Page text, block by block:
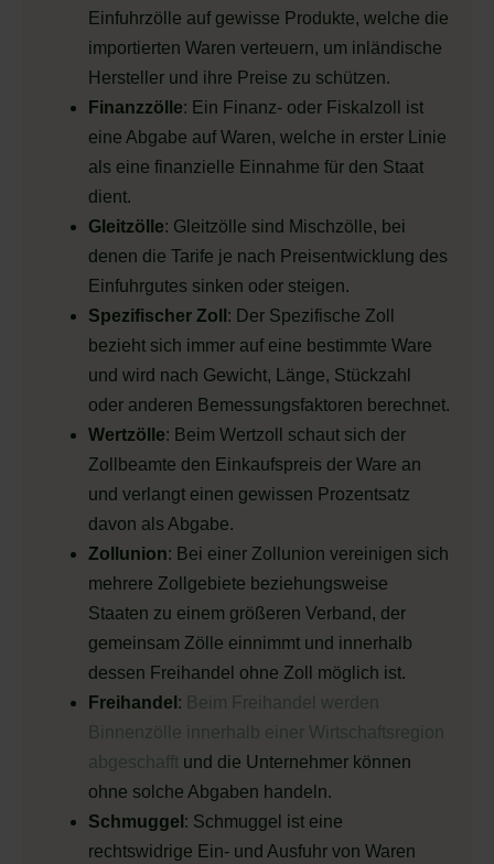
Einfuhrzölle auf gewisse Produkte, welche die
importierten Waren verteuern, um inländische
Hersteller und ihre Preise zu schützen.
Finanzzölle: Ein Finanz- oder Fiskalzoll ist
eine Abgabe auf Waren, welche in erster Linie
als eine finanzielle Einnahme für den Staat
dient.
Gleitzölle: Gleitzölle sind Mischzölle, bei
denen die Tarife je nach Preisentwicklung des
Einfuhrgutes sinken oder steigen.
Spezifischer Zoll : Der Spezifische Zoll
bezieht sich immer auf eine bestimmte Ware
und wird nach Gewicht, Länge, Stückzahl
oder anderen Bemessungsfaktoren berechnet.
Wertzölle: Beim Wertzoll schaut sich der
Zollbeamte den Einkaufspreis der Ware an
und verlangt einen gewissen Prozentsatz
davon als Abgabe.
Zollunion: Bei einer Zollunion vereinigen sich
mehrere Zollgebiete beziehungsweise
Staaten zu einem größeren Verband, der
gemeinsam Zölle einnimmt und innerhalb
dessen Freihandel ohne Zoll möglich ist.
Freihandel : Beim Freihandel werden
Binnenzölle innerhalb einer Wirtschaftsregion
abgeschafft und die Unternehmer können
ohne solche Abgaben handeln.
Schmuggel : Schmuggel ist eine
rechtswidrige Ein- und Ausfuhr von Waren